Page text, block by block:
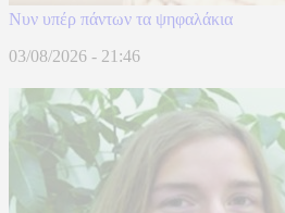
Νυν υπέρ πάντων τα ψηφαλάκια
03/08/2026 - 21:46